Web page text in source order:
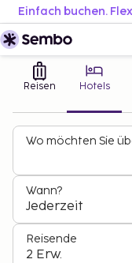
Einfach buchen.
Reisen Hotels
Wo möchten Sie
Wann?
Jederzeit
Reisende
2 Erw.